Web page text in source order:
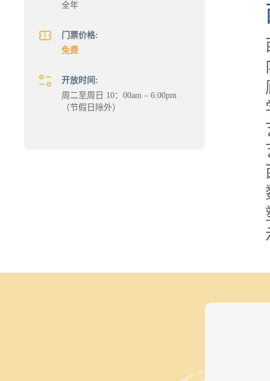
全年
门票价格:
免费
开放时间:
周二至周日 10：00am – 6:00pm
（节假日除外）